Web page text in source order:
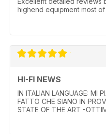
highend equipment most
HI-FI NEWS
IN ITALIAN LANGUAGE: MI
FATTO CHE SIANO IN
STATE OF THE ART -